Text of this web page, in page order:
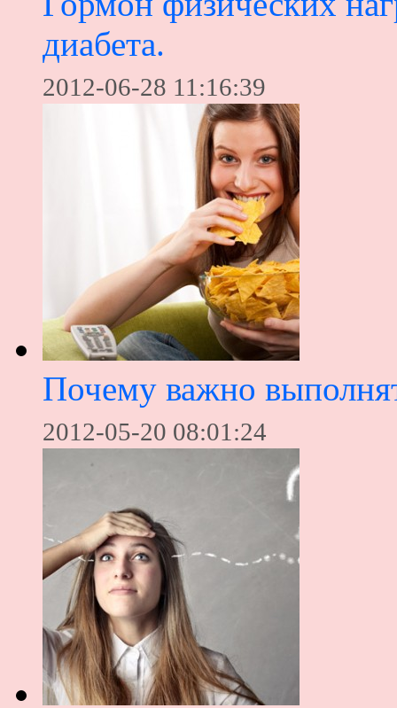
диабета.
2012-06-28 11:16:39
Почему важно
2012-05-20 08:01:24